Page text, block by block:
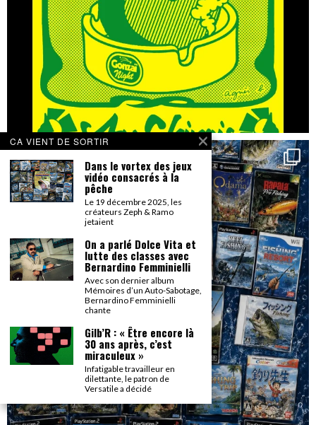
CA VIENT DE SORTIR
Dans le vortex des jeux
vidéo consacrés à la
pêche
Le 19 décembre 2025, les
créateurs Zeph & Ramo
jetaient
On a parlé Dolce Vita et
lutte des classes avec
Bernardino Femminielli
Avec son dernier album
Mémoires d’un Auto-Sabotage,
Bernardino Femminielli
chante
Gilb’R : « Être encore là
30 ans après, c’est
miraculeux »
Infatigable travailleur en
dilettante, le patron de
Versatile a décidé